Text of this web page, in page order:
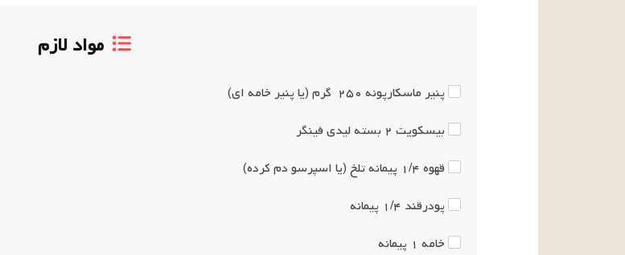
مواد لازم
پنیر ماسکارپونه ۲۵۰ گرم (یا پنیر خامه ای)
بیسکویت ۲ بسته لیدی فینگر
قهوه ۱/۴ پیمانهتلخ (یا اسپرسو دم کرده)
پودرقند ۱/۴ پیمانه
خامه ۱ پیمانه